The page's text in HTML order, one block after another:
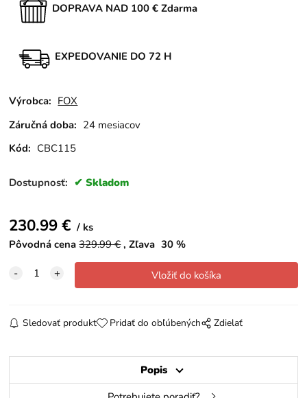
DOPRAVA NAD 100 € Zdarma
EXPEDOVANIE DO 72 H
Výrobca: FOX
Záručná doba: 24 mesiacov
Kód: CBC115
Dostupnosť: Skladom
230.99€
ks
Pôvodná cena 329.99€ Zľava 30 %
Sledovať produkt Pridať do obľúbených Zdielať
Popis